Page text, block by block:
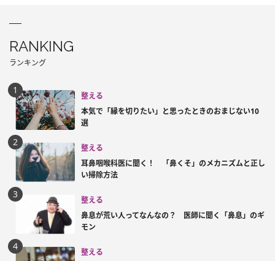
RANKING
ランキング
整える
本気で「縁を切りたい」と思ったときのおまじない10
選
整える
耳鼻咽喉科医に聞く！ 「鼻くそ」のメカニズムと正し
い掃除方法
整える
鼻息が荒い人ってなんなの？ 医師に聞く「鼻息」のギ
モン
整える